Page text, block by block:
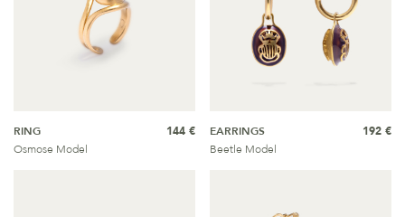
RING
Osmose Model
144 €
EARRINGS
Beetle Model
192 €